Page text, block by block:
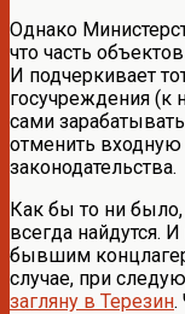
Однако
что часть
И подчеркивает
госучреждения (к
сами
отменить
законодательства.
Как бы то ни было,
всегда найдутся.
бывшим
случае, при
загляну в Терезин.